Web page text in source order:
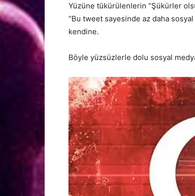
Yüzüne tükürülenlerin “Şükürler
“Bu tweet sayesinde az daha
kendine.
Böyle yüzsüzlerle dolu sosyal